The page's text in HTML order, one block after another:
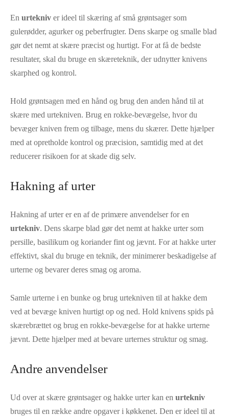
En urtekniv er ideel til skæring af små grøntsager som
gulerødder, agurker og peberfrugter. Dens skarpe og smalle blad
gør det nemt at skære præcist og hurtigt. For at få de bedste
resultater, skal du bruge en skæreteknik, der udnytter knivens
skarphed og kontrol.
Hold grøntsagen med en hånd og brug den anden hånd til at
skære med urtekniven. Brug en rokke-bevægelse, hvor du
bevæger kniven frem og tilbage, mens du skærer. Dette hjælper
med at opretholde kontrol og præcision, samtidig med at det
reducerer risikoen for at skade dig selv.
Hakning af urter
Hakning af urter er en af de primære anvendelser for en
urtekniv. Dens skarpe blad gør det nemt at hakke urter som
persille, basilikum og koriander fint og jævnt. For at hakke urter
effektivt, skal du bruge en teknik, der minimerer beskadigelse af
urterne og bevarer deres smag og aroma.
Samle urterne i en bunke og brug urtekniven til at hakke dem
ved at bevæge kniven hurtigt op og ned. Hold knivens spids på
skærebrættet og brug en rokke-bevægelse for at hakke urterne
jævnt. Dette hjælper med at bevare urternes struktur og smag.
Andre anvendelser
Ud over at skære grøntsager og hakke urter kan en urtekniv
bruges til en række andre opgaver i køkkenet. Den er ideel til at